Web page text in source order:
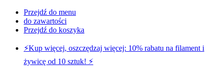
Przejdź do menu
do zawartości
Przejdź do koszyka
⚡️Kup więcej, oszczędzaj więcej: 10% rabatu na filament i
żywicę od 10 sztuk! ⚡️